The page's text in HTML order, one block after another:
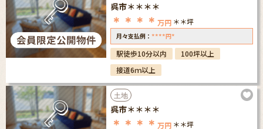
呉市＊＊＊＊
＊＊＊＊ 万円 ＊＊坪
月々支払例： ****円*
駅徒歩10分以内
100坪以上
接道6ｍ以上
土地
呉市＊＊＊＊
＊＊＊＊ 万円 ＊＊坪